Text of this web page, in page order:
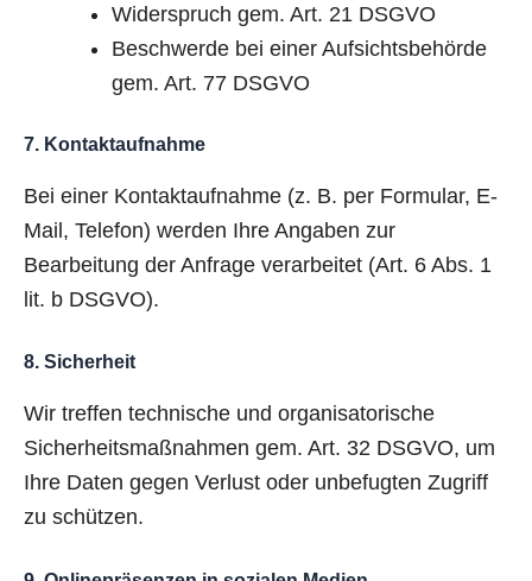
Widerspruch gem. Art. 21 DSGVO
Beschwerde bei einer Aufsichtsbehörde
gem. Art. 77 DSGVO
7. Kontaktaufnahme
Bei einer Kontaktaufnahme (z. B. per Formular, E-
Mail, Telefon) werden Ihre Angaben zur
Bearbeitung der Anfrage verarbeitet (Art. 6 Abs. 1
lit. b DSGVO).
8. Sicherheit
Wir treffen technische und organisatorische
Sicherheitsmaßnahmen gem. Art. 32 DSGVO, um
Ihre Daten gegen Verlust oder unbefugten Zugriff
zu schützen.